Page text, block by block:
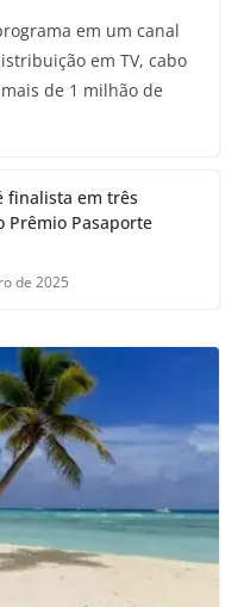
em um canal
em TV, cabo
de 1 milhão de
finalista em três
Prêmio Pasaporte
de 2025